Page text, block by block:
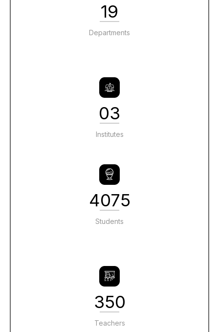
19
Departments
03
Institutes
4075
Students
350
Teachers